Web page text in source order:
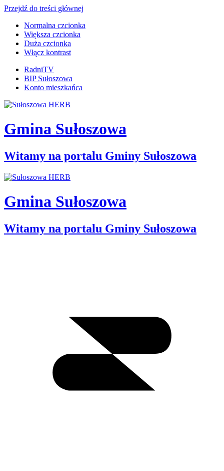
Przejdź do treści głównej
Normalna czcionka
Większa czcionka
Duża czcionka
Włącz kontrast
RadniTV
BIP Sułoszowa
Konto mieszkańca
Gmina Sułoszowa
Witamy na portalu Gminy Sułoszowa
Gmina Sułoszowa
Witamy na portalu Gminy Sułoszowa